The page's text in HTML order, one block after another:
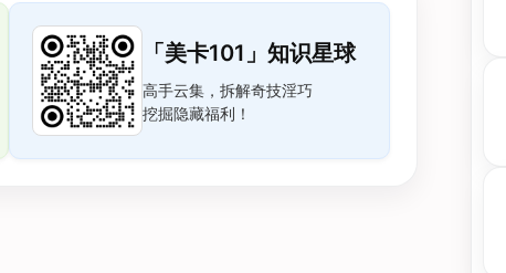
「美卡101」知识星球
高手云集，拆解奇技淫巧
挖掘隐藏福利！